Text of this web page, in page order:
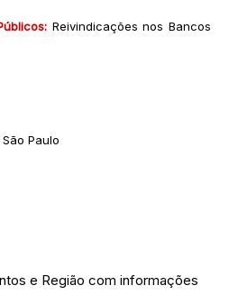
Reivindicações nos Bancos
Paulo
e Região com informações